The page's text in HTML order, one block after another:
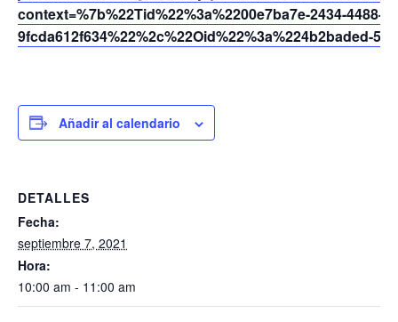
context=%7b%22Tid%22%3a%2200e7ba7e-2434-4488-
9fcda612f634%22%2c%22Oid%22%3a%224b2baded-
Añadir al calendario
DETALLES
Fecha:
septiembre 7, 2021
Hora:
10:00 am - 11:00 am